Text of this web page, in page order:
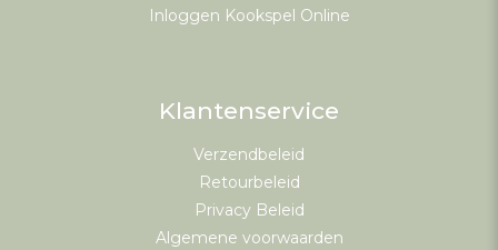
Inloggen Kookspel Online
Klantenservice
Verzendbeleid
Retourbeleid
Privacy Beleid
Algemene voorwaarden